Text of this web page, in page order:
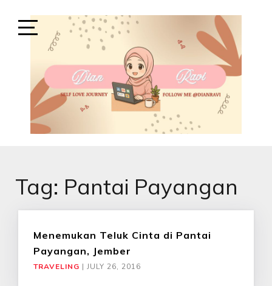
Open
Sidebar
Tag: Pantai Payangan
Menemukan Teluk Cinta di Pantai
Payangan, Jember
TRAVELING | JULY 26, 2016